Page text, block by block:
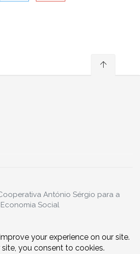
António Sérgio para a
Economia Social